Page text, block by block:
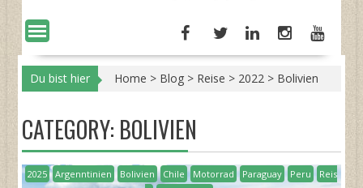
Du bist hier Home > Blog > Reise > 2022 > Bolivien
CATEGORY: BOLIVIEN
2025 Argenntinien Bolivien Chile Motorrad Paraguay Peru
Reis